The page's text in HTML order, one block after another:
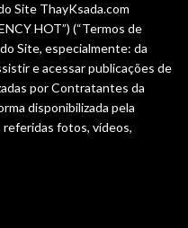
Site ThayKsada.com
HOT”) (“Termos de
Site, especialmente: da
e acessar publicações de
por Contratantes da
disponibilizada pela
referidas fotos, vídeos,